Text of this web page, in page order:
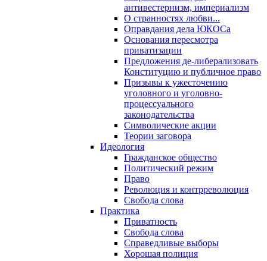
антивестернизм, империализм
О странностях любви...
Оправдания дела ЮКОСа
Основания пересмотра
приватизации
Предложения де-либерализовать
Конституцию и публичное право
Призывы к ужесточению
уголовного и уголовно-
процессуального
законодательства
Символические акции
Теории заговора
Идеология
Гражданское общество
Политический режим
Право
Революция и контрреволюция
Свобода слова
Практика
Приватность
Свобода слова
Справедливые выборы
Хорошая полиция